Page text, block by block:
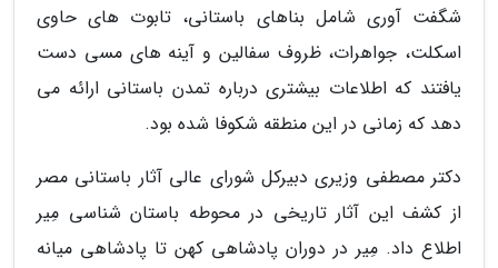
شگفت آوری شامل بناهای باستانی، تابوت های حاوی
اسکلت، جواهرات، ظروف سفالین و آینه های مسی دست
یافتند که اطلاعات بیشتری درباره تمدن باستانی ارائه می
دهد که زمانی در این منطقه شکوفا شده بود.
دکتر مصطفی وزیری دبیرکل شورای عالی آثار باستانی مصر
از کشف این آثار تاریخی در محوطه باستان شناسی مِیر
اطلاع داد. مِیر در دوران پادشاهی کهن تا پادشاهی میانه